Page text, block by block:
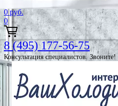
0 руб.
0
8 (495) 177-56-75
Консультация специалистов. Звоните!